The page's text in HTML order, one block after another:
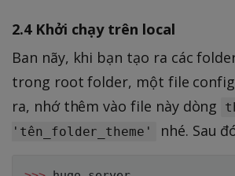
2.4 Khởi chạy trên local
Ban nãy, khi bạn tạo ra các
trong root folder, một file
ra, nhớ thêm vào file này dòng
'tên_folder_theme'
nhé. Sau